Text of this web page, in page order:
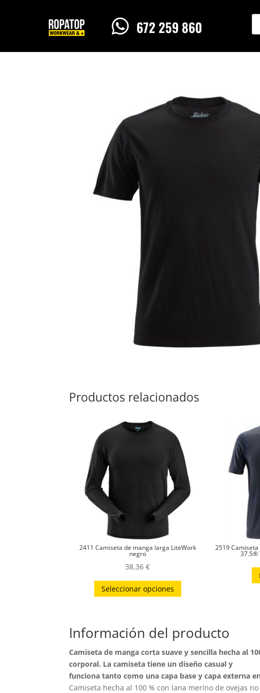
 672 259 860
Productos relacionados
2411 Camiseta de manga larga LiteWork
negro
38,36€
Seleccionar opciones
Este
variantes.
opciones
se
pueden
2519
37.5®
Información del producto
Camiseta de manga corta suave y sencilla hecha al
corporal. La camiseta tiene un diseño casual y
funciona tanto como una capa base y capa externa
Camiseta hecha al 100 % con lana merino de ovejas